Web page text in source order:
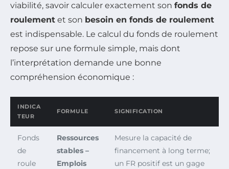
viabilité, savoir calculer exactement son fonds de
roulement et son besoin en fonds de roulement
est indispensable. Le calcul du fonds de roulement
repose sur une formule simple, mais dont
l’interprétation demande une bonne
compréhension économique :
INDICA
TEUR
FORMULE SIGNIFICATION
Fonds
de
roule
Ressources
stables –
Emplois
Mesure la capacité de
financement à long terme;
un FR positif est un gage